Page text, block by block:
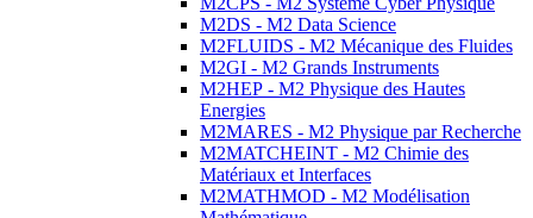
M2DS - M2 Data Science
M2FLUIDS - M2 Mécanique des Fluides
M2GI - M2 Grands Instruments
M2HEP - M2 Physique des Hautes
Energies
M2MARES - M2 Physique par Recherche
M2MATCHEINT - M2 Chimie des
Matériaux et Interfaces
M2MATHMOD - M2 Modélisation